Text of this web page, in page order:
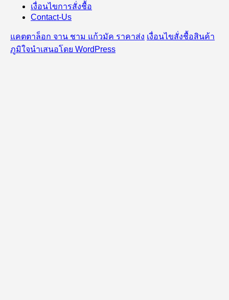
เงื่อนไขการสั่งชื้อ
Contact-Us
แคตตาล็อก จาน ชาม แก้วมัค ราคาส่ง เงื่อนไขสั่งชื้อสินค้า
ภูมิใจนำเสนอโดย WordPress